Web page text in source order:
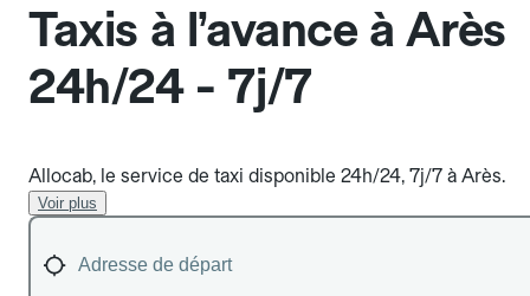
Taxis à l’avance à Arès
24h/24 - 7j/7
Allocab, le service de taxi disponible 24h/24, 7j/7 à Arès.
Voir plus